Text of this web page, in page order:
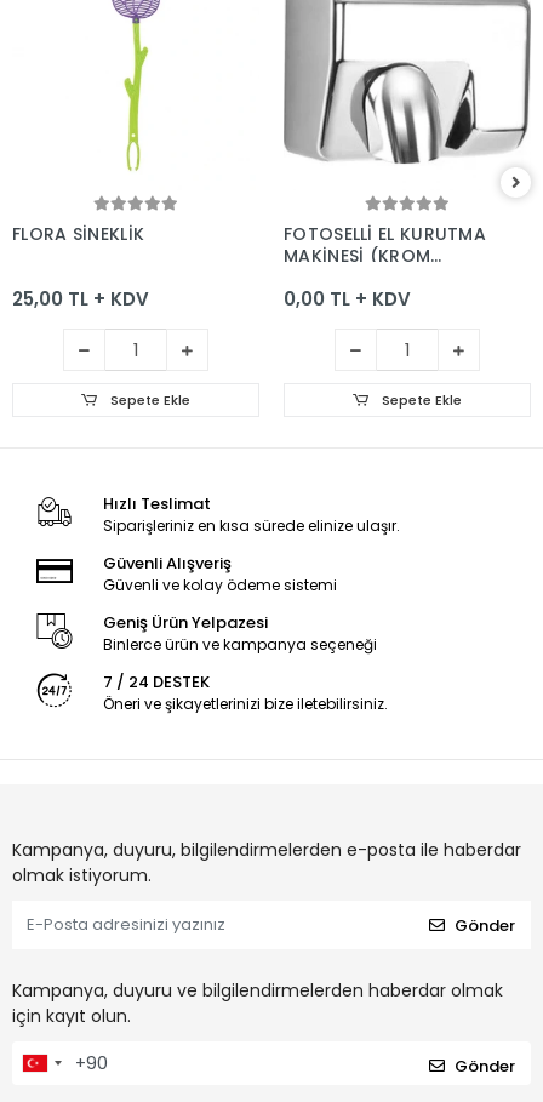
Sepete Ekle
FLORA SİNEKLİK
25,00 TL + KDV
Sepete Ekle
FOTOSELLİ EL KURUTMA
MAKİNESİ (KROM
0,00 TL + KDV
Sepete Ekle
Hızlı Teslimat
Siparişleriniz en kısa sürede elinize ulaşır.
Güvenli Alışveriş
Güvenli ve kolay ödeme sistemi
Geniş Ürün Yelpazesi
Binlerce ürün ve kampanya seçeneği
7 / 24 DESTEK
Öneri ve şikayetlerinizi bize iletebilirsiniz.
Kampanya, duyuru, bilgilendirmelerden e-posta ile haberdar
olmak istiyorum.
Gönder
Kampanya, duyuru ve bilgilendirmelerden haberdar olmak
için kayıt olun.
Gönder